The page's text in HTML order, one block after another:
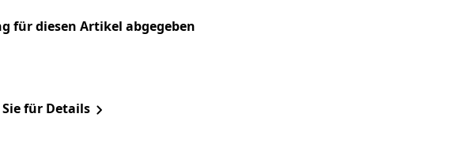
für diesen Artikel abgegeben
für Details